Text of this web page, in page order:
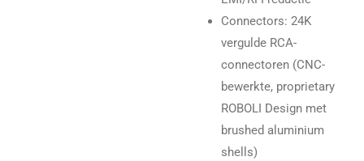
Connectors: 24K
vergulde RCA-
connectoren (CNC-
bewerkte, proprietary
ROBOLI Design met
brushed aluminium
shells)